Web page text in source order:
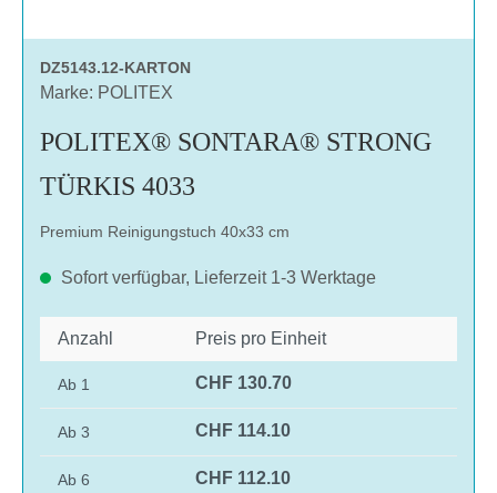
DZ5143.12-KARTON
Marke: POLITEX
POLITEX® SONTARA® STRONG
TÜRKIS 4033
Premium Reinigungstuch 40x33 cm
Sofort verfügbar, Lieferzeit 1-3 Werktage
Anzahl Preis pro Einheit
Ab 1 CHF 130.70
Ab 3 CHF 114.10
Ab 6 CHF 112.10